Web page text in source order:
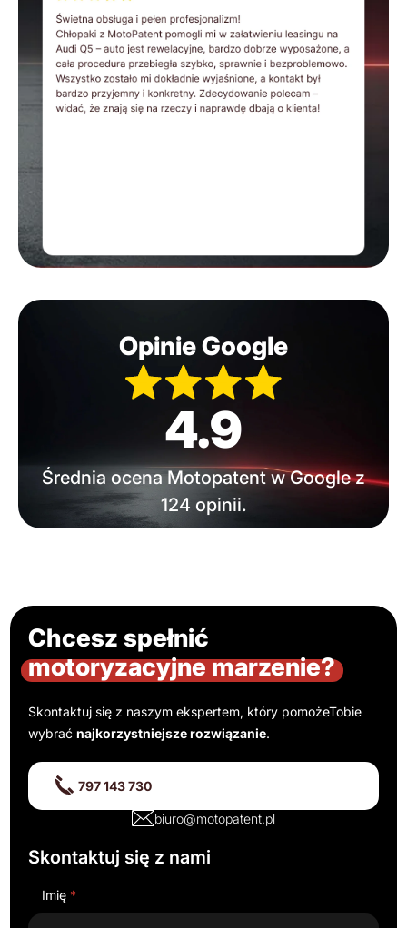
Opinie Google
4.9
Średnia ocena Motopatent w Google z
124 opinii.
Chcesz spełnić
motoryzacyjne marzenie?
Skontaktuj się z naszym ekspertem, który pomożeTobie
wybraćnajkorzystniejsze rozwiązanie.
797 143 730
biuro@motopatent.pl
Skontaktuj się z nami
Imię *